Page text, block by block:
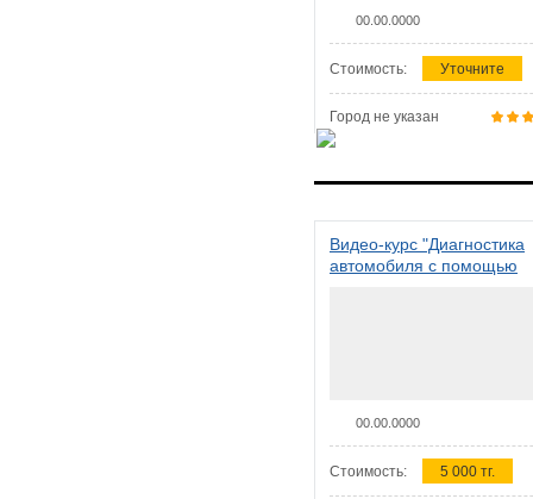
00.00.0000
Стоимость: Уточните
Город не указан
Видео-курс "Диагностика
автомобиля с помощью
00.00.0000
Стоимость: 5 000 тг.